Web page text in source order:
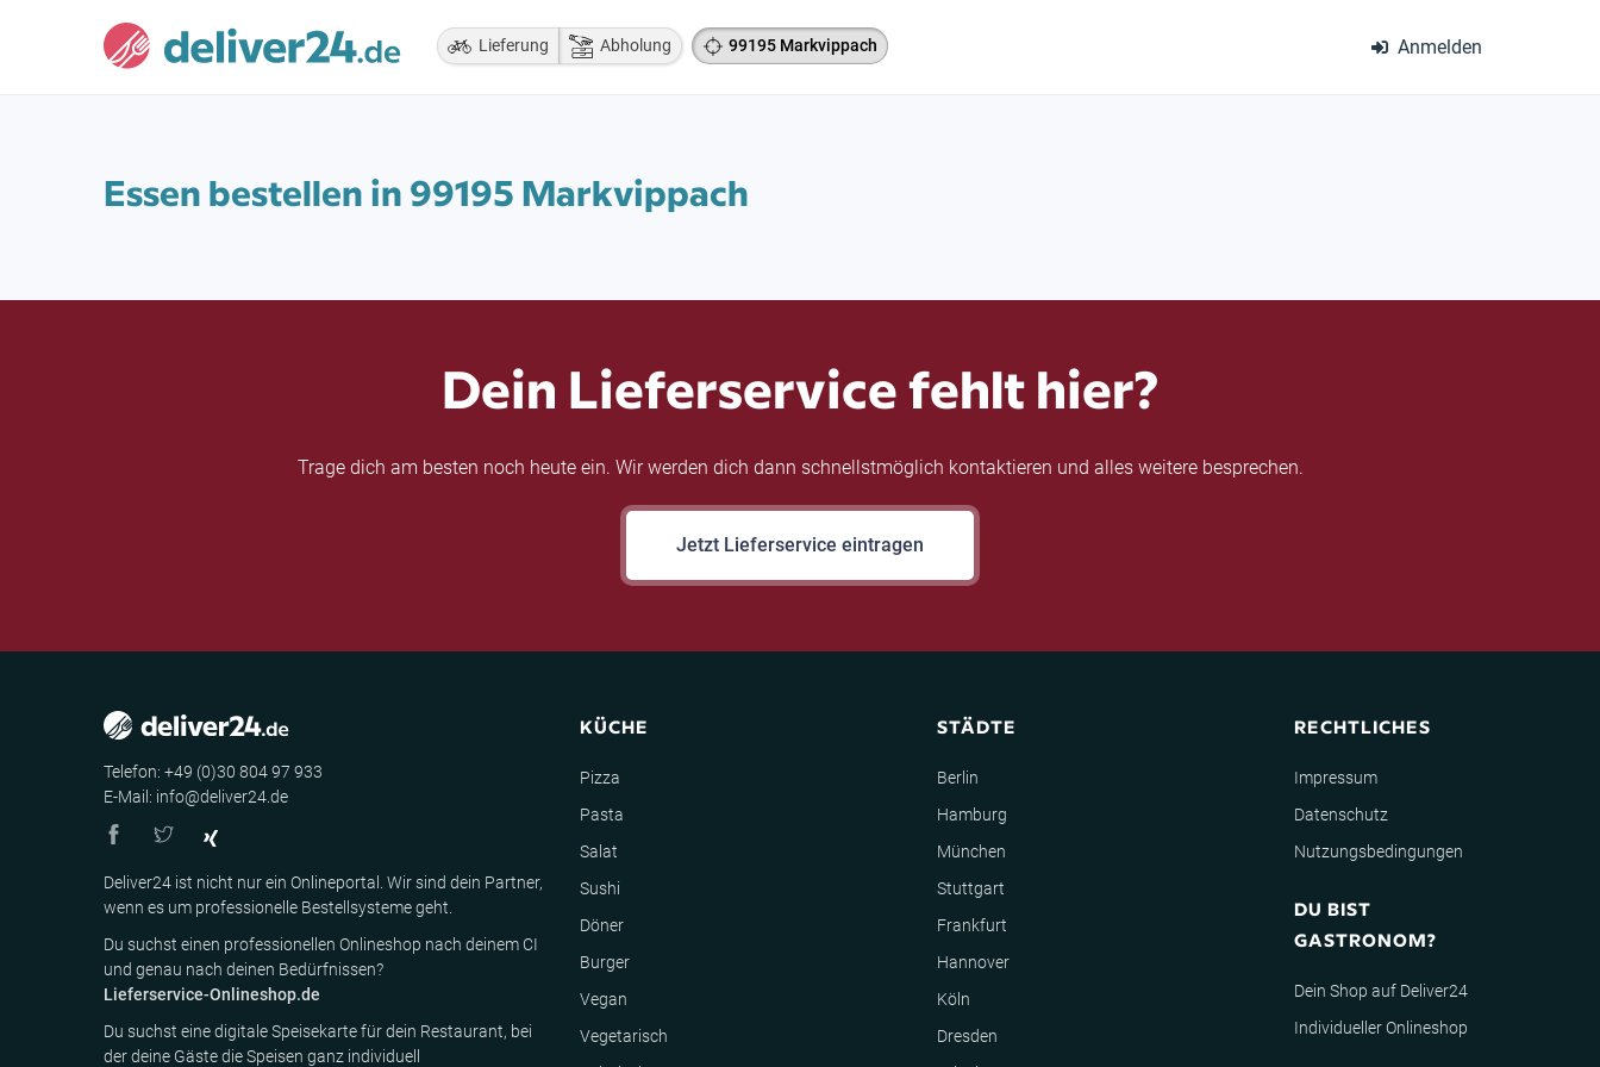
Anmelden
Lieferung Abholung 99195 Markvippach
Essen bestellen in 99195 Markvippach
Dein Lieferservice fehlt hier?
Trage dich am besten noch heute ein. Wir werden dich dann schnellstmöglich kontaktieren und alles weitere besprechen.
Jetzt Lieferservice eintragen
Telefon: +49 (0)30 804 97 933
E-Mail: info@deliver24.de
Deliver24 ist nicht nur ein Onlineportal. Wir sind dein Partner,
wenn es um professionelle Bestellsysteme geht.
Du suchst einen professionellen Onlineshop nach deinem CI
und genau nach deinen Bedürfnissen?
Lieferservice-Onlineshop.de
Du suchst eine digitale Speisekarte für dein Restaurant, bei
der deine Gäste die Speisen ganz individuell
KÜCHE
Pizza
Pasta
Salat
Sushi
Döner
Burger
Vegan
Vegetarisch
STÄDTE
Berlin
Hamburg
München
Stuttgart
Frankfurt
Hannover
Köln
Dresden
RECHTLICHES
Impressum
Datenschutz
Nutzungsbedingungen
DU BIST
GASTRONOM?
Dein Shop auf Deliver24
Individueller Onlineshop